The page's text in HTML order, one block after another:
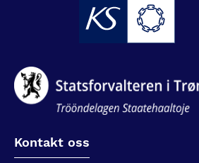
Kontakt oss